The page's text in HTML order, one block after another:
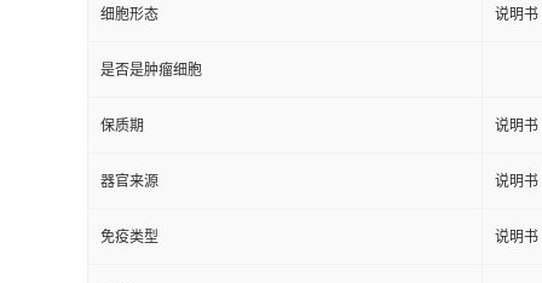
细胞形态 说明书
是否是肿瘤细胞
保质期 说明书
器官来源 说明书
免疫类型 说明书